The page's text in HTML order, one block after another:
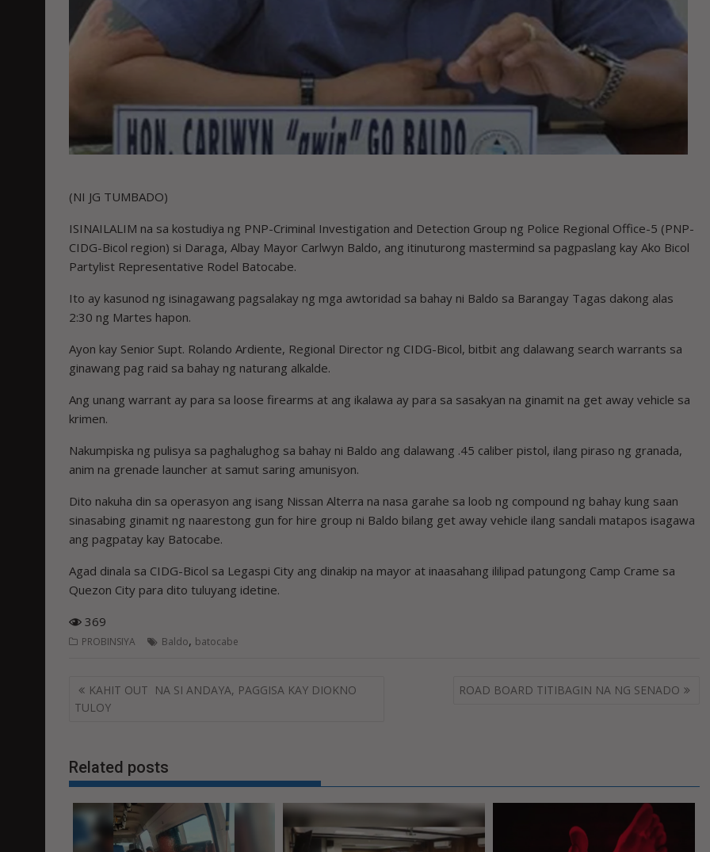
(NI JG TUMBADO)
ISINAILALIM na sa kostudiya ng PNP-Criminal Investigation and Detection Group ng Police Regional Office-5 (PNP-
CIDG-Bicol region) si Daraga, Albay Mayor Carlwyn Baldo, ang itinuturong mastermind sa pagpaslang kay Ako Bicol
Partylist Representative Rodel Batocabe.
Ito ay kasunod ng isinagawang pagsalakay ng mga awtoridad sa bahay ni Baldo sa Barangay Tagas dakong alas
2:30 ng Martes hapon.
Ayon kay Senior Supt. Rolando Ardiente, Regional Director ng CIDG-Bicol, bitbit ang dalawang search warrants sa
ginawang pag raid sa bahay ng naturang alkalde.
Ang unang warrant ay para sa loose firearms at ang ikalawa ay para sa sasakyan na ginamit na get away vehicle sa
krimen.
Nakumpiska ng pulisya sa paghalughog sa bahay ni Baldo ang dalawang .45 caliber pistol, ilang piraso ng granada,
anim na grenade launcher at samut saring amunisyon.
Dito nakuha din sa operasyon ang isang Nissan Alterra na nasa garahe sa loob ng compound ng bahay kung saan
sinasabing ginamit ng naarestong gun for hire group ni Baldo bilang get away vehicle ilang sandali matapos isagawa
ang pagpatay kay Batocabe.
Agad dinala sa CIDG-Bicol sa Legaspi City ang dinakip na mayor at inaasahang ililipad patungong Camp Crame sa
Quezon City para dito tuluyang idetine.
369
PROBINSIYA Baldo, batocabe
Post
navigation
KAHIT OUT NA SI ANDAYA, PAGGISA KAY DIOKNO
TULOY
ROAD BOARD TITIBAGIN NA NG SENADO
Related posts